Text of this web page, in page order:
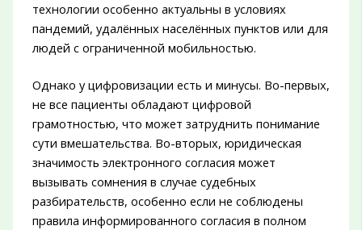
технологии особенно актуальны в условиях
пандемий, удалённых населённых пунктов или для
людей с ограниченной мобильностью.
Однако у цифровизации есть и минусы. Во-первых,
не все пациенты обладают цифровой
грамотностью, что может затруднить понимание
сути вмешательства. Во-вторых, юридическая
значимость электронного согласия может
вызывать сомнения в случае судебных
разбирательств, особенно если не соблюдены
правила информированного согласия в полном